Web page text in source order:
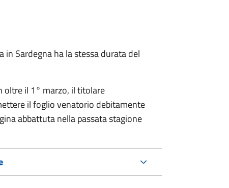
in Sardegna ha la stessa durata del
oltre il 1° marzo, il titolare
il foglio venatorio debitamente
abbattuta nella passata stagione